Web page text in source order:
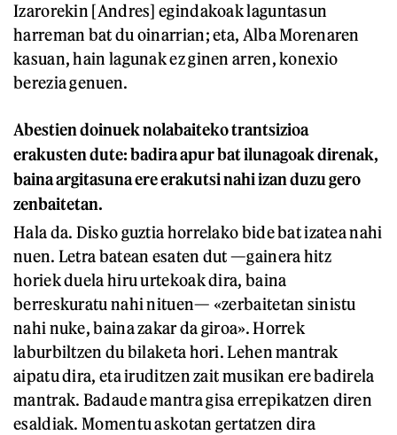
Izarorekin [Andres] egindakoak laguntasun
harreman bat du oinarrian; eta, Alba Morenaren
kasuan, hain lagunak ez ginen arren, konexio
berezia genuen.
Abestien doinuek nolabaiteko trantsizioa
erakusten dute: badira apur bat ilunagoak direnak,
baina argitasuna ere erakutsi nahi izan duzu gero
zenbaitetan.
Hala da. Disko guztia horrelako bide bat izatea nahi
nuen. Letra batean esaten dut —gainera hitz
horiek duela hiru urtekoak dira, baina
berreskuratu nahi nituen— «zerbaitetan sinistu
nahi nuke, baina zakar da giroa». Horrek
laburbiltzen du bilaketa hori. Lehen mantrak
aipatu dira, eta iruditzen zait musikan ere badirela
mantrak. Badaude mantra gisa errepikatzen diren
esaldiak. Momentu askotan gertatzen dira